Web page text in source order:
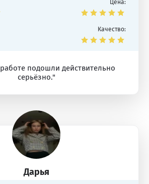
Цена:
Качество:
подошли действительно
серьёзно."
Дарья